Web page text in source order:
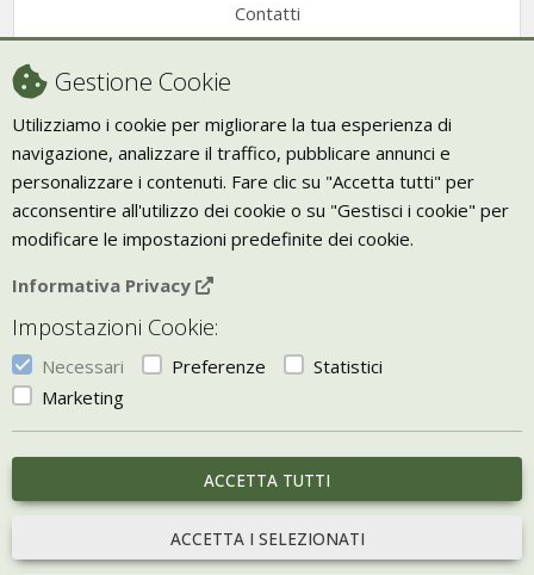
Contatti
Trasporto
Giornale Bio
Bio Arredamento
Vivere Zen è un marchio di Uketis srls
p.iva IT06473130828
Gestisci i Cookie
portale sviluppato conBill e-commerce
Gestione Cookie
Utilizziamo i cookie per migliorare la tua esperienza di
navigazione, analizzare il traffico, pubblicare annunci e
personalizzare i contenuti. Fare clic su "Accetta tutti" per
acconsentire all'utilizzo dei cookie o su "Gestisci i cookie" per
modificare le impostazioni predefinite dei cookie.
Informativa Privacy
Impostazioni Cookie:
Necessari Preferenze
Statistici
Marketing
ACCETTA TUTTI
ACCETTA I SELEZIONATI